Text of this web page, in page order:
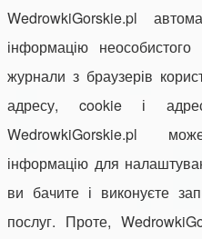
WedrowkiGorskie.pl
інформацію
журнали з браузерів
адресу, cookie і
WedrowkiGorskie.pl
інформацію для
ви бачите і виконуєте
послуг. Проте,